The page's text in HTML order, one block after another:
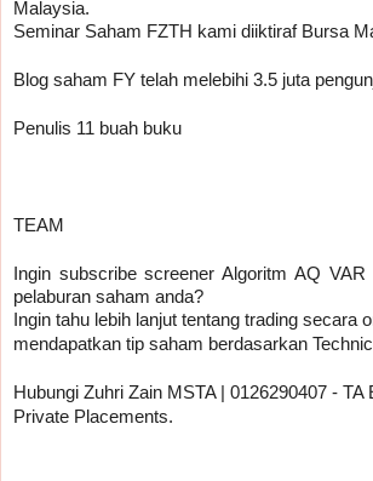
Malaysia.
Seminar Saham FZTH kami diiktiraf Bursa
Blog saham FY telah melebihi 3.5 juta
Penulis 11 buah buku
TEAM
Ingin subscribe screener Algoritm AQ VAR
pelaburan saham anda?
Ingin tahu lebih lanjut tentang trading secara
mendapatkan tip saham berdasarkan
Hubungi Zuhri Zain MSTA | 0126290407 - TA
Private Placements.